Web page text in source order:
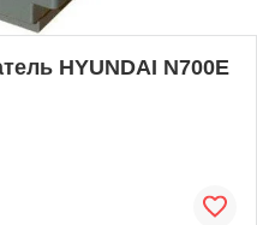
HYUNDAI N700E